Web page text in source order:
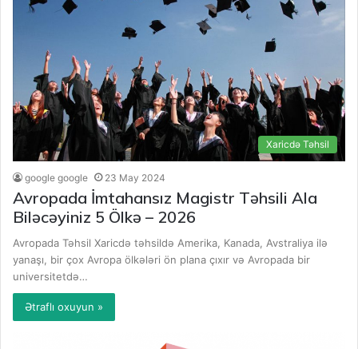
Xaricdə Təhsil
google google 23 May 2024
Avropada İmtahansız Magistr Təhsili Ala
Biləcəyiniz 5 Ölkə – 2026
Avropada Təhsil Xaricdə təhsildə Amerika, Kanada, Avstraliya ilə
yanaşı, bir çox Avropa ölkələri ön plana çıxır və Avropada bir
universitetdə…
Ətraflı oxuyun »